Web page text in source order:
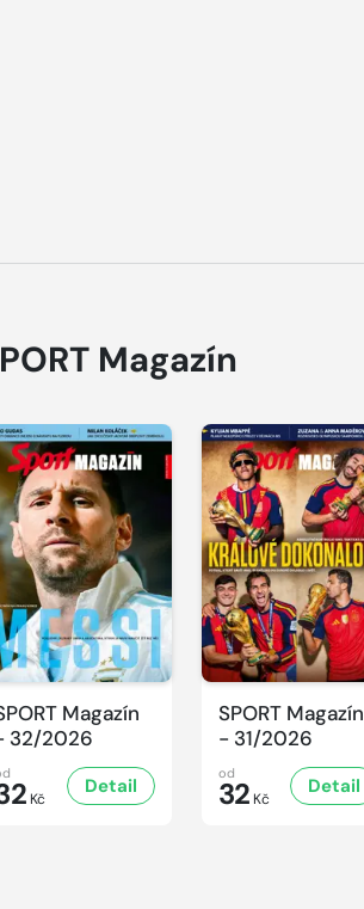
Magazín
Magazín
32/2026
Kč
Detail
SPORT Magazín
- 31/2026
od
32 Kč
Detail